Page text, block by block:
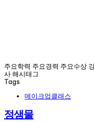
주요학력 주요경력 주요수상
사 해시태그
Tags
메이크업클래스
정샘물